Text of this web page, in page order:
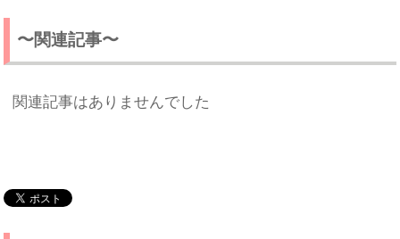
〜関連記事〜
関連記事はありませんでした